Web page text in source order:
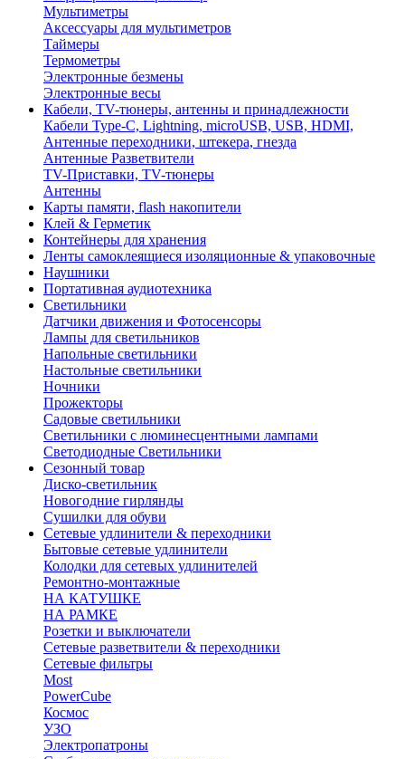
Мультиметры
Аксессуары для мультиметров
Таймеры
Термометры
Электронные безмены
Электронные весы
Кабели, TV-тюнеры, антенны и принадлежности
Кабели Type-C, Lightning, microUSB, USB, HDMI,
Антенные переходники, штекера, гнезда
Антенные Разветвители
TV-Приставки, TV-тюнеры
Антенны
Карты памяти, flash накопители
Клей & Герметик
Контейнеры для хранения
Ленты самоклеящиеся изоляционные & упаковочные
Наушники
Портативная аудиотехника
Светильники
Датчики движения и Фотосенсоры
Лампы для светильников
Напольные светильники
Настольные светильники
Ночники
Прожекторы
Садовые светильники
Светильники с люминесцентными лампами
Светодиодные Светильники
Сезонный товар
Диско-светильник
Новогодние гирлянды
Сушилки для обуви
Сетевые удлинители & переходники
Бытовые сетевые удлинители
Колодки для сетевых удлинителей
Ремонтно-монтажные
НА КАТУШКЕ
НА РАМКЕ
Розетки и выключатели
Сетевые разветвители & переходники
Сетевые фильтры
Most
PowerCube
Космос
УЗО
Электропатроны